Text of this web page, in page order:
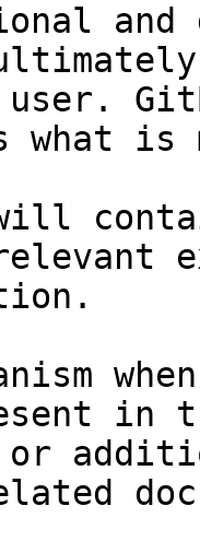
and
what
will
in